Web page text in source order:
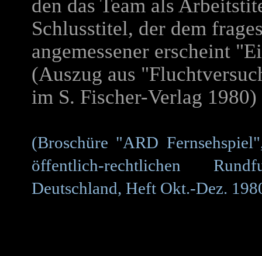
den das Team als
Schlusstitel, der dem
angemessener erscheint
(Auszug aus
im S. Fischer-Verlag 1980)
(Broschüre "ARD
öffentlich-rechtlichen
Deutschland, Heft Okt.-Dez.